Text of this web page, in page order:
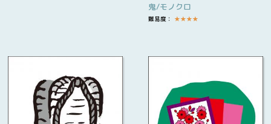
鬼/モノクロ
難易度： ★★★★